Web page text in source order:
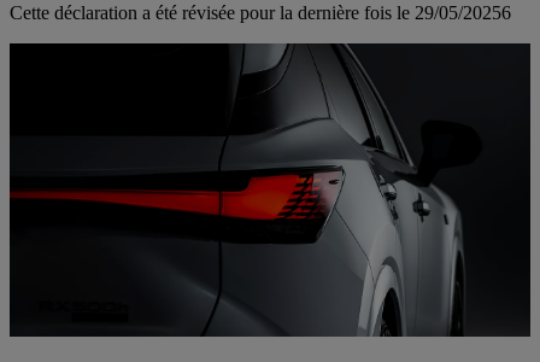
Cette déclaration a été révisée pour la dernière fois le 29/05/20256